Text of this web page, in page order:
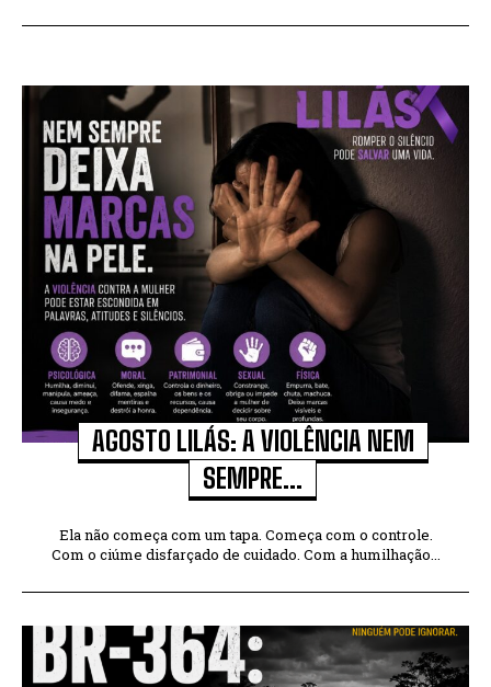
AGOSTO LILÁS: A VIOLÊNCIA NEM
SEMPRE...
Ela não começa com um tapa. Começa com o controle.
Com o ciúme disfarçado de cuidado. Com a humilhação...